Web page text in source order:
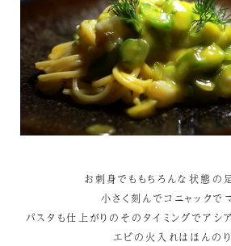
お刺身でももちろんな状態の
小さく刻んでコニャックで
パスタも仕上がりのそのタイミングでアシ
エビの火入れはほんのり